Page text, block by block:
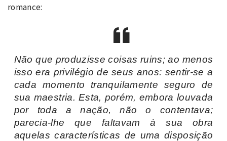
romance:
Não que produzisse coisas ruins; ao menos
isso era privilégio de seus anos: sentir-se a
cada momento tranquilamente seguro de
sua maestria. Esta, porém, embora louvada
por toda a nação, não o contentava;
parecia-lhe que faltavam à sua obra
aquelas características de uma disposição